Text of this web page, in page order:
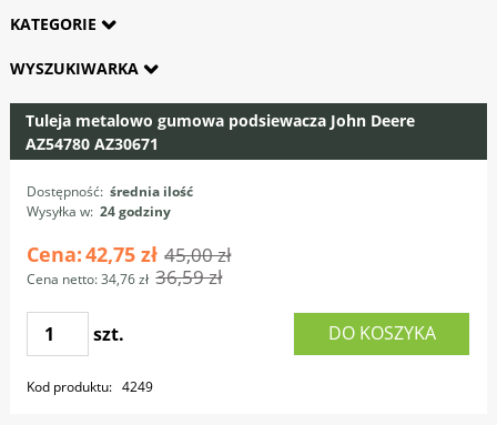
KATEGORIE
WYSZUKIWARKA
Tuleja metalowo gumowa podsiewacza John Deere
AZ54780 AZ30671
Dostępność: średnia ilość
Wysyłka w: 24 godziny
Cena:42,75 zł 45,00 zł
Cena netto:34,76 zł 36,59 zł
szt. DO KOSZYKA
Kod produktu: 4249